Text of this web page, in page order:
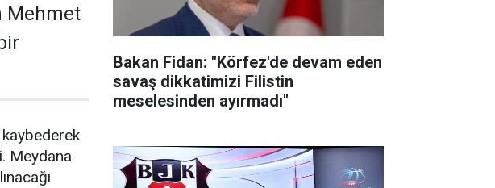
Mehmet
kaybederek
Meydana
Bakan Fidan: "Körfez'de devam eden
savaş dikkatimizi Filistin
meselesinden ayırmadı"